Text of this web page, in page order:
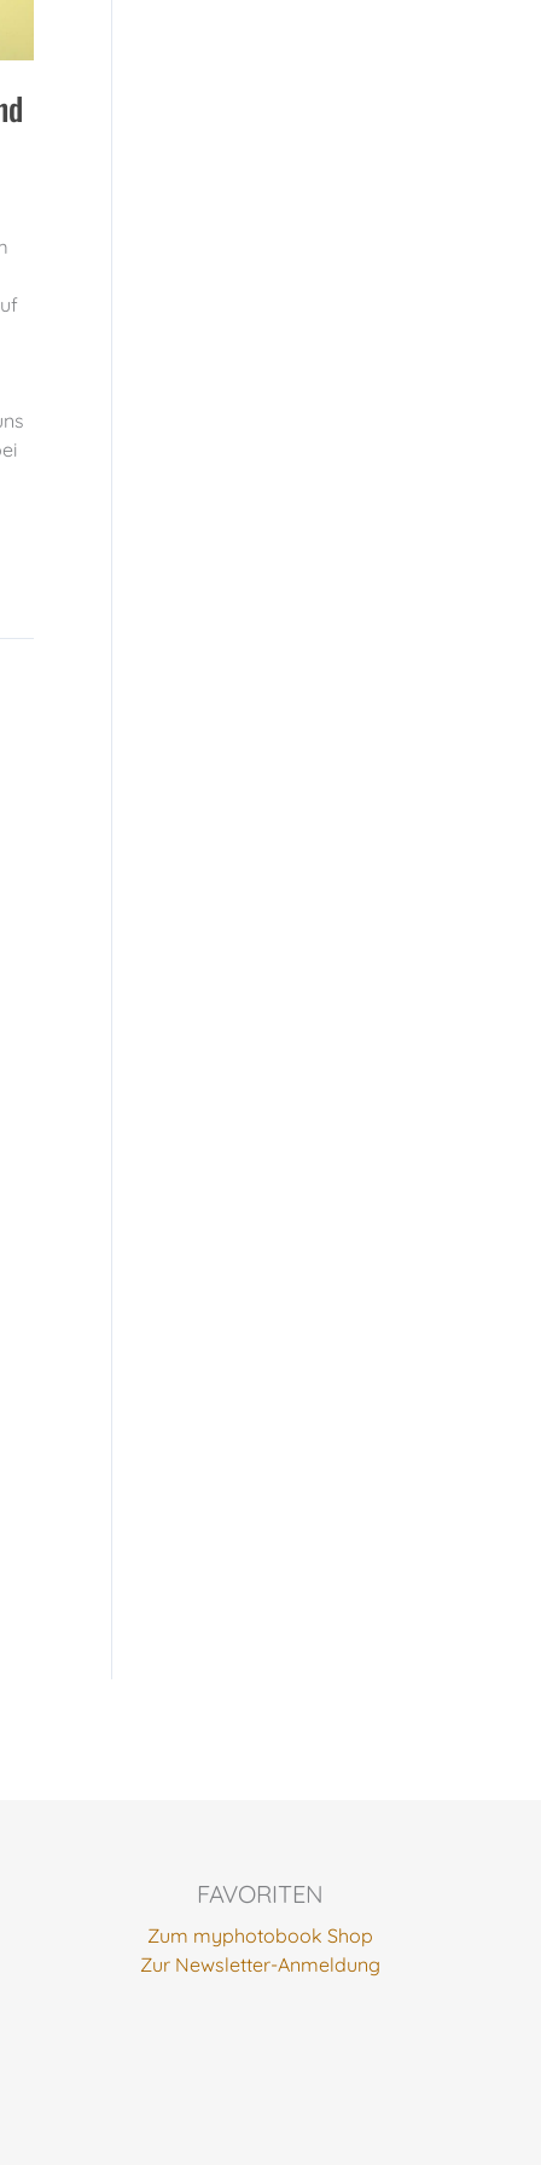
FAVORITEN
Zum myphotobook Shop
Zur Newsletter-Anmeldung